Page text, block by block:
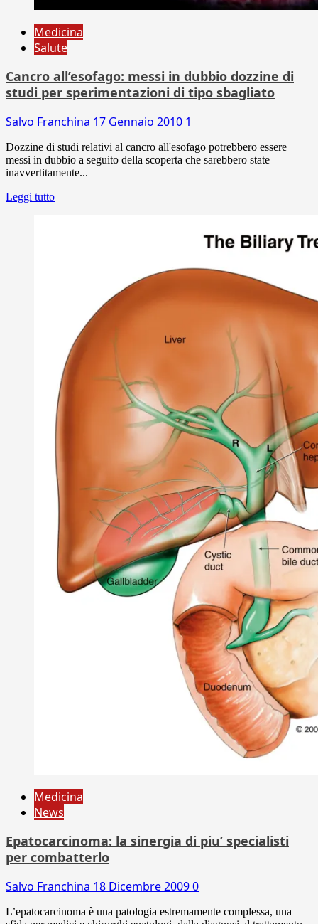
Medicina
Salute
Cancro all’esofago: messi in dubbio dozzine di
studi per sperimentazioni di tipo sbagliato
Salvo Franchina 17 Gennaio 2010 1
Dozzine di studi relativi al cancro all'esofago potrebbero essere
messi in dubbio a seguito della scoperta che sarebbero state
inavvertitamente...
Leggi tutto
Medicina
News
Epatocarcinoma: la sinergia di piu’ specialisti
per combatterlo
Salvo Franchina 18 Dicembre 20090
L’epatocarcinoma è una patologia estremamente complessa, una